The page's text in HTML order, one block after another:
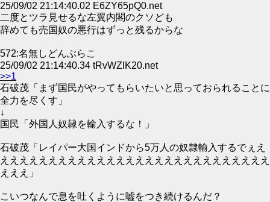
25/09/02 21:14:40.02 E6ZY65pQ0.net
二度とツラ見せるな左翼内閣のクソども
辞めても売国奴の悪行はずっと残るからな
572:名無しどんぶらこ
25/09/02 21:14:40.34 tRvWZlK20.net
>>1
石破茂「まず国民がやってもらいたいと思っておられることに
全力を尽くす」
↓
国民「外国人奴隷を輸入するな！」
石破茂「レイパー大国インドから5万人の奴隷輸入するでぇえ
ええええええええええええええええええええええええええええ
えええ」
こいつなんで息を吐くように嘘をつき続けるんだ？